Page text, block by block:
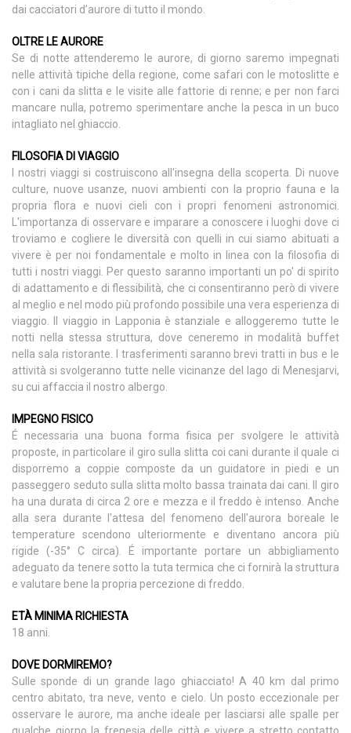
dai cacciatori d’aurore di tutto il mondo.
OLTRE LE AURORE
Se di notte attenderemo le aurore, di giorno saremo impegnati
nelle attività tipiche della regione, come safari con le motoslitte e
con i cani da slitta e le visite alle fattorie di renne; e per non farci
mancare nulla, potremo sperimentare anche la pesca in un buco
intagliato nel ghiaccio.
FILOSOFIA DI VIAGGIO
I nostri viaggi si costruiscono all'insegna della scoperta. Di nuove
culture, nuove usanze, nuovi ambienti con la proprio fauna e la
propria flora e nuovi cieli con i propri fenomeni astronomici.
L'importanza di osservare e imparare a conoscere i luoghi dove ci
troviamo e cogliere le diversità con quelli in cui siamo abituati a
vivere è per noi fondamentale e molto in linea con la filosofia di
tutti i nostri viaggi. Per questo saranno importanti un po' di spirito
di adattamento e di flessibilità, che ci consentiranno però di vivere
al meglio e nel modo più profondo possibile una vera esperienza di
viaggio. Il viaggio in Lapponia è stanziale e alloggeremo tutte le
notti nella stessa struttura, dove ceneremo in modalità buffet
nella sala ristorante. I trasferimenti saranno brevi tratti in bus e le
attività si svolgeranno tutte nelle vicinanze del lago di Menesjarvi,
su cui affaccia il nostro albergo.
IMPEGNO FISICO
É necessaria una buona forma fisica per svolgere le attività
proposte, in particolare il giro sulla slitta coi cani durante il quale ci
disporremo a coppie composte da un guidatore in piedi e un
passeggero seduto sulla slitta molto bassa trainata dai cani. Il giro
ha una durata di circa 2 ore e mezza e il freddo è intenso. Anche
alla sera durante l'attesa del fenomeno dell'aurora boreale le
temperature scendono ulteriormente e diventano ancora più
rigide (-35° C circa). É importante portare un abbigliamento
adeguato da tenere sotto la tuta termica che ci fornirà la struttura
e valutare bene la propria percezione di freddo.
ETÀ MINIMA RICHIESTA
18 anni.
DOVE DORMIREMO?
Sulle sponde di un grande lago ghiacciato! A 40 km dal primo
centro abitato, tra neve, vento e cielo. Un posto eccezionale per
osservare le aurore, ma anche ideale per lasciarsi alle spalle per